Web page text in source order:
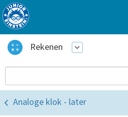
Rekenen
Analoge klok - later